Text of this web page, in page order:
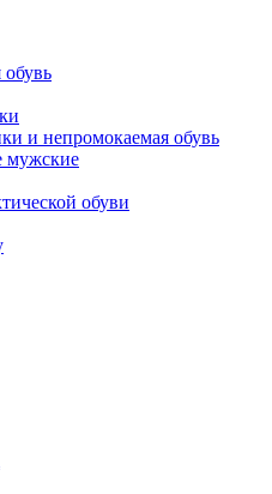
обувь
и непромокаемая обувь
мужские
обуви